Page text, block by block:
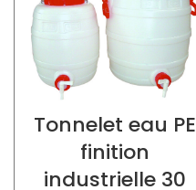
Tonnelet eau PE
finition
industrielle 30